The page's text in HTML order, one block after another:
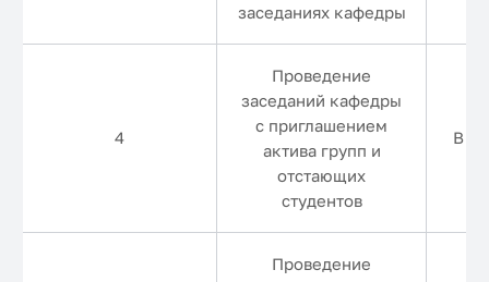
заседаниях кафедры
4
Проведение
заседаний кафедры
с приглашением
актива групп и
отстающих
студентов
В
Проведение